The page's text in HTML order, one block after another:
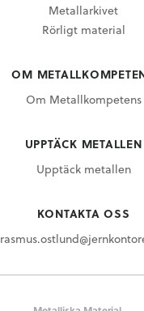
Metallarkivet
Rörligt material
OM
Om Metallkompetens
UPPTÄCK METALLEN
Upptäck metallen
KONTAKTA OSS